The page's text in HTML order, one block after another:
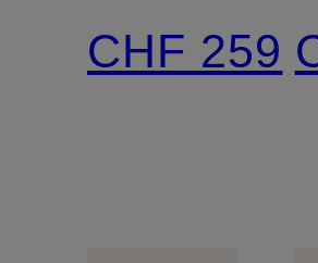
Relaxed
Fit
CHF 259